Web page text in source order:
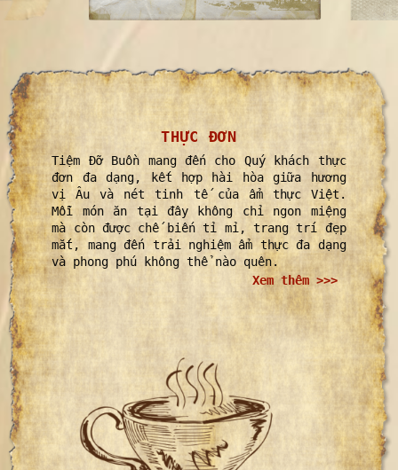
THỰC ĐƠN
Tiệm Đỡ Buồn mang đến cho Quý khách thực
đơn đa dạng, kết hợp hài hòa giữa hương
vị Âu và nét tinh tế của ẩm thực Việt.
Mỗi món ăn tại đây không chỉ ngon miệng
mà còn được chế biến tỉ mỉ, trang trí đẹp
mắt, mang đến trải nghiệm ẩm thực đa dạng
và phong phú không thể nào quên.
Xem thêm >>>